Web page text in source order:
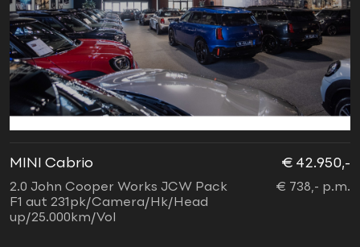
MINI Cabrio
2.0 John Cooper Works JCW Pack
F1 aut 231pk/Camera/Hk/Head
up/25.000km/Vol
€ 42.950,-
€ 738,- p.m.